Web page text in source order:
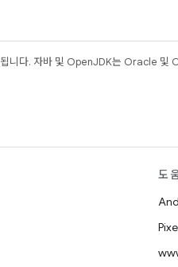
니다. 자바 및 OpenJDK는 Oracle 및
도